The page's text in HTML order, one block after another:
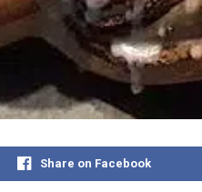
Share on Facebook